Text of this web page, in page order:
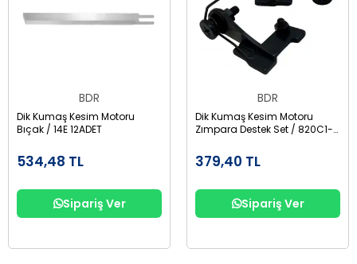
BDR
Dik Kumaş Kesim Motoru
Bıçak / 14E 12ADET
534,48 TL
Sipariş Ver
BDR
Dik Kumaş Kesim Motoru
Zımpara Destek Set / 820C1-7
379,40 TL
Sipariş Ver